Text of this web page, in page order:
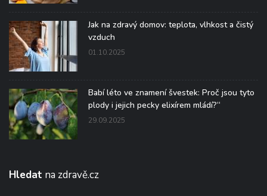
Jak na zdravý domov: teplota, vlhkost a čistý
vzduch
01.10.2025
Babí léto ve znamení švestek: Proč jsou tyto
plody i jejich pecky elixírem mládí?“
29.09.2025
Hledat na zdravě.cz